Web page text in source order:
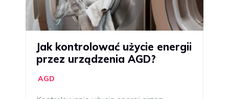
Jak kontrolować użycie energii
przez urządzenia AGD?
AGD